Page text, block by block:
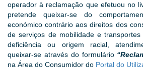
operador à reclamação que efetuou no
pretende queixar-se do
económico contrário aos direitos dos
de serviços de mobilidade e
deficiência ou origem racial,
queixar-se através do formulário
na Área do Consumidor do Portal do